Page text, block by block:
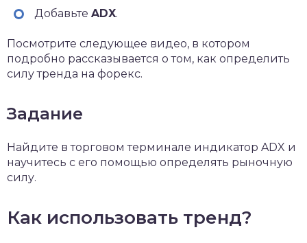
Добавьте ADX.
Посмотрите следующее видео, в котором
подробно рассказывается о том, как определить
силу тренда на форекс.
Задание
Найдите в торговом терминале индикатор ADX и
научитесь с его помощью определять рыночную
силу.
Как использовать тренд?